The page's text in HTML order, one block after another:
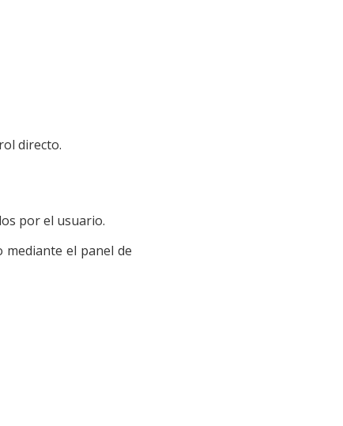
directo.
por el usuario.
el panel de